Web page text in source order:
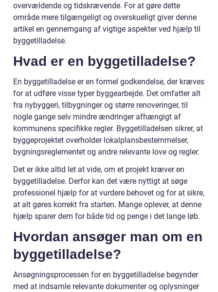
overvældende og tidskrævende. For at gøre dette
område mere tilgængeligt og overskueligt giver denne
artikel en gennemgang af vigtige aspekter ved hjælp til
byggetilladelse.
Hvad er en byggetilladelse?
En byggetilladelse er en formel godkendelse, der kræves
for at udføre visse typer byggearbejde. Det omfatter alt
fra nybyggeri, tilbygninger og større renoveringer, til
nogle gange selv mindre ændringer afhængigt af
kommunens specifikke regler. Byggetilladelsen sikrer, at
byggeprojektet overholder lokalplansbestemmelser,
bygningsreglementet og andre relevante love og regler.
Det er ikke altid let at vide, om et projekt kræver en
byggetilladelse. Derfor kan det være nyttigt at søge
professionel hjælp for at vurdere behovet og for at sikre,
at alt gøres korrekt fra starten. Mange oplever, at denne
hjælp sparer dem for både tid og penge i det lange løb.
Hvordan ansøger man om en
byggetilladelse?
Ansøgningsprocessen for en byggetilladelse begynder
med at indsamle relevante dokumenter og oplysninger